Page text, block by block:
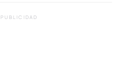
PUBLICIDAD